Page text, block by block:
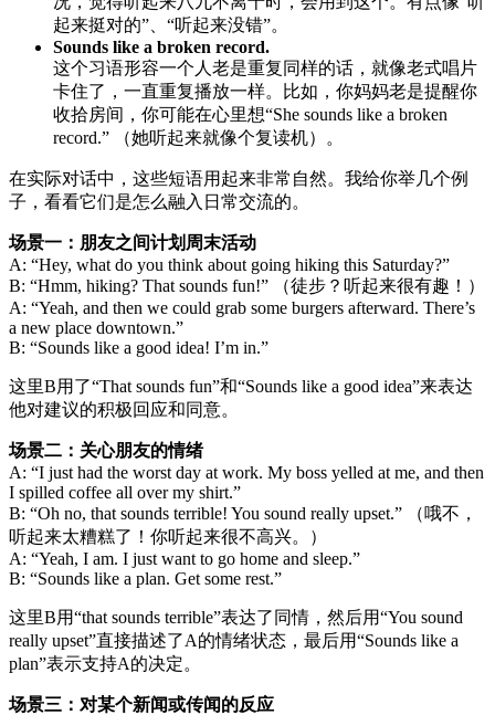
起来挺对的”、“听起来没错”。
Sounds like a broken record.
这个习语形容一个人老是重复同样的话，就像老式唱片
卡住了，一直重复播放一样。比如，你妈妈老是提醒你
收拾房间，你可能在心里想“She sounds like a broken
record.” （她听起来就像个复读机）。
在实际对话中，这些短语用起来非常自然。我给你举几个例
子，看看它们是怎么融入日常交流的。
场景一：朋友之间计划周末活动
A: “Hey, what do you think about going hiking this Saturday?”
B: “Hmm, hiking? That sounds fun!” （徒步？听起来很有趣！）
A: “Yeah, and then we could grab some burgers afterward. There’s
a new place downtown.”
B: “Sounds like a good idea! I’m in.”
这里B用了“That sounds fun”和“Sounds like a good idea”来表达
他对建议的积极回应和同意。
场景二：关心朋友的情绪
A: “I just had the worst day at work. My boss yelled at me, and then
I spilled coffee all over my shirt.”
B: “Oh no, that sounds terrible! You sound really upset.” （哦不，
听起来太糟糕了！你听起来很不高兴。）
A: “Yeah, I am. I just want to go home and sleep.”
B: “Sounds like a plan. Get some rest.”
这里B用“that sounds terrible”表达了同情，然后用“You sound
really upset”直接描述了A的情绪状态，最后用“Sounds like a
plan”表示支持A的决定。
场景三：对某个新闻或传闻的反应